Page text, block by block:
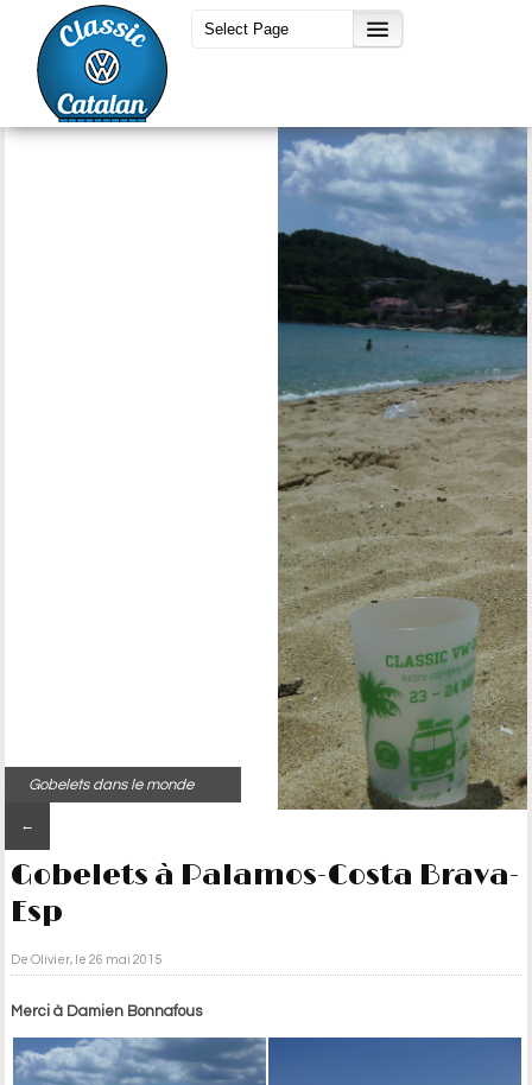
Gobelets dans le monde
←
Gobelets à Palamos-Costa Brava-
Esp
De Olivier, le 26 mai 2015
Merci à Damien Bonnafous